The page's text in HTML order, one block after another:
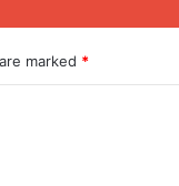
marked *